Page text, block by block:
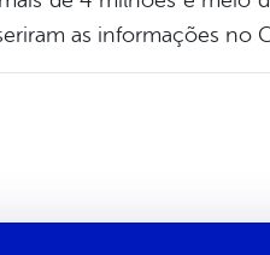
as informações no